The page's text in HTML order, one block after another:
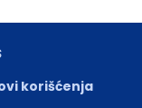
korišćenja